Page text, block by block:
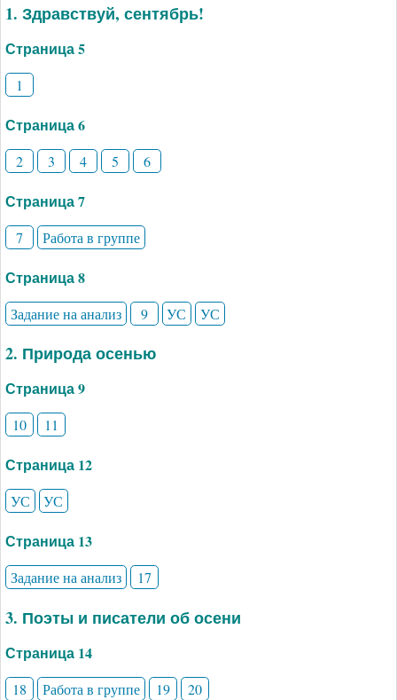
1. Здравствуй, сентябрь!
Страница 5
1
Страница 6
2 3 4 5 6
Страница 7
7 Работа в группе
Страница 8
Задание на анализ 9 УС УС
2. Природа осенью
Страница 9
10 11
Страница 12
УС УС
Страница 13
Задание на анализ 17
3. Поэты и писатели об осени
Страница 14
18 Работа в группе 19 20